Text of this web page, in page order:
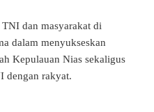
dan masyarakat di
dalam menyukseskan
Kepulauan Nias sekaligus
dengan rakyat.